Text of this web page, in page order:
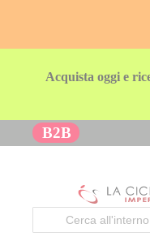
Acquista oggi e
B2B